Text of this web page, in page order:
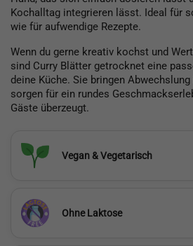
Kochalltag integrieren lässt. Ideal für
wie für aufwendige Rezepte.
Wenn du gerne kreativ kochst und
sind Curry Blätter getrocknet eine
deine Küche. Sie bringen
sorgen für ein rundes
Gäste überzeugt.
Vegan & Vegetarisch
Ohne Laktose